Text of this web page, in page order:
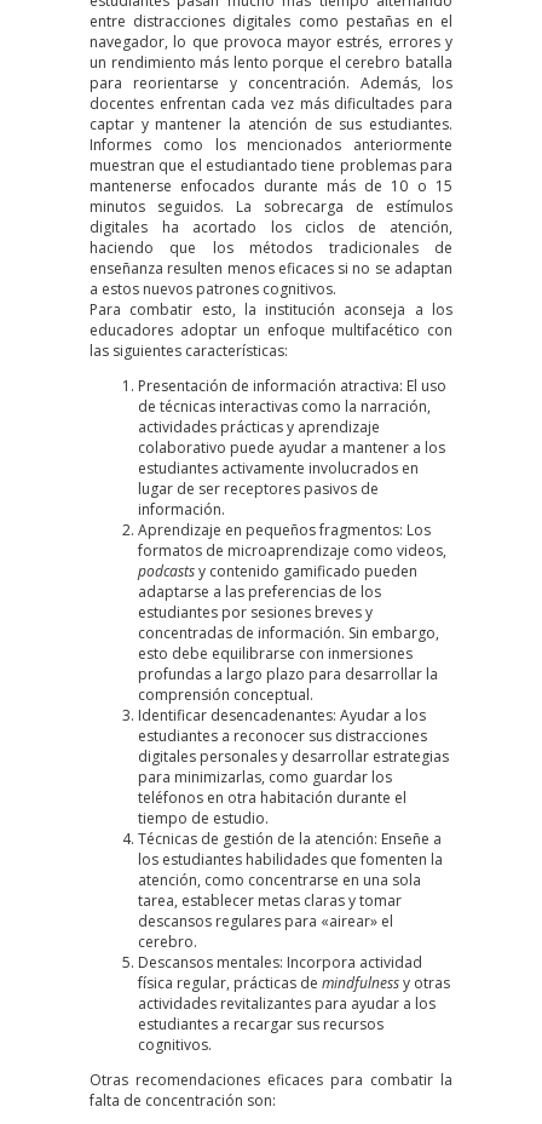
entre distracciones digitales como pestañas en el
navegador, lo que provoca mayor estrés, errores y
un rendimiento más lento porque el cerebro batalla
para reorientarse y concentración. Además, los
docentes enfrentan cada vez más dificultades para
captar y mantener la atención de sus estudiantes.
Informes como los mencionados anteriormente
muestran que el estudiantado tiene problemas para
mantenerse enfocados durante más de 10 o 15
minutos seguidos. La sobrecarga de estímulos
digitales ha acortado los ciclos de atención,
haciendo que los métodos tradicionales de
enseñanza resulten menos eficaces si no se adaptan
a estos nuevos patrones cognitivos.
Para combatir esto, la institución aconseja a los
educadores adoptar un enfoque multifacético con
las siguientes características:
Presentación de información atractiva: El uso
de técnicas interactivas como la narración,
actividades prácticas y aprendizaje
colaborativo puede ayudar a mantener a los
estudiantes activamente involucrados en
lugar de ser receptores pasivos de
información.
Aprendizaje en pequeños fragmentos: Los
formatos de microaprendizaje como videos,
podcastsy contenido gamificado pueden
adaptarse a las preferencias de los
estudiantes por sesiones breves y
concentradas de información. Sin embargo,
esto debe equilibrarse con inmersiones
profundas a largo plazo para desarrollar la
comprensión conceptual.
Identificar desencadenantes: Ayudar a los
estudiantes a reconocer sus distracciones
digitales personales y desarrollar estrategias
para minimizarlas, como guardar los
teléfonos en otra habitación durante el
tiempo de estudio.
Técnicas de gestión de la atención: Enseñe a
los estudiantes habilidades que fomenten la
atención, como concentrarse en una sola
tarea, establecer metas claras y tomar
descansos regulares para «airear» el
cerebro.
Descansos mentales: Incorpora actividad
física regular, prácticas de mindfulnessy otras
actividades revitalizantes para ayudar a los
estudiantes a recargar sus recursos
cognitivos.
Otras recomendaciones eficaces para combatir la
falta de concentración son: